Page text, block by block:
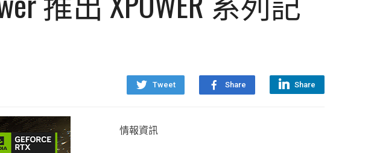
Tweet Share Share
情報資訊